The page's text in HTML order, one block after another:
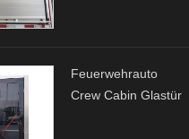
Feuerwehrauto
Crew Cabin Glastür